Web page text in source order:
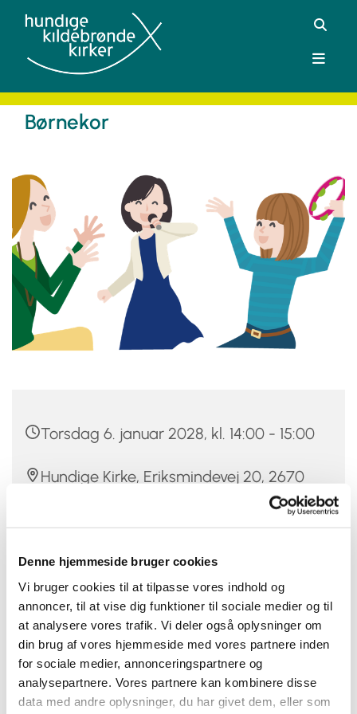
Denne hjemmeside bruger cookies
Vi bruger cookies til at tilpasse vores indhold og
annoncer, til at vise dig funktioner til sociale medier og til
at analysere vores trafik. Vi deler også oplysninger om
din brug af vores hjemmeside med vores partnere inden
for sociale medier, annonceringspartnere og
analysepartnere. Vores partnere kan kombinere disse
data med andre oplysninger, du har givet dem, eller som
Børnekor
Torsdag 6. januar 2028, kl. 14:00 - 15:00
Hundige Kirke, Eriksmindevej 20, 2670
Går du i 3.-6. klasse og kan du lide at synge? Så kom
og vær med i Hundige-Kildebrønde Sogns Børnekor!
Nogle børn kommer allerede kl. 13.35, og hygger og
tegner indtil vi går i gang, og det er du også